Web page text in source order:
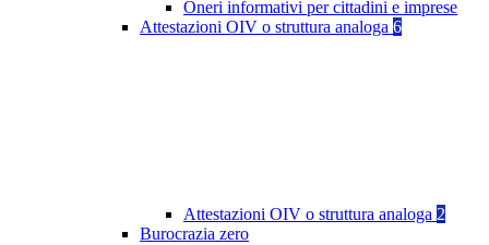
Oneri informativi per cittadini e imprese
Attestazioni OIV o struttura analoga 6
Attestazioni OIV o struttura analoga 2
Burocrazia zero